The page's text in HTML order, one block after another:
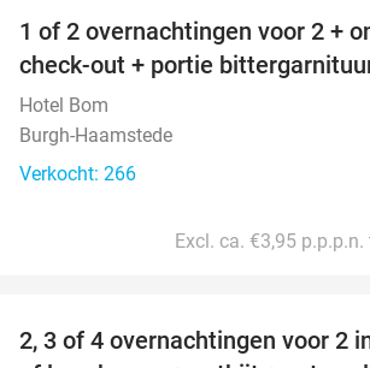
1 of 2 overnachtingen voor 2 +
check-out + portie
Hotel Bom
Burgh-Haamstede
Verkocht: 266
Excl. ca. €3,95
2, 3 of 4 overnachtingen voor 2